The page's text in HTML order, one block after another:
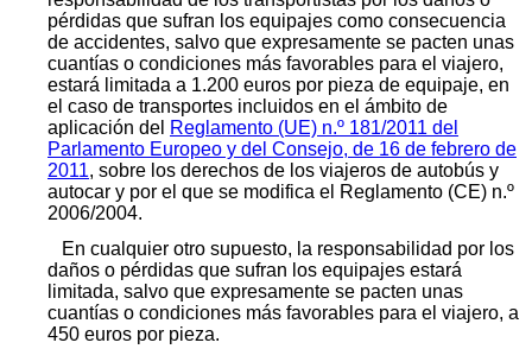
pérdidas que sufran los equipajes como consecuencia
de accidentes, salvo que expresamente se pacten unas
cuantías o condiciones más favorables para el viajero,
estará limitada a 1.200 euros por pieza de equipaje, en
el caso de transportes incluidos en el ámbito de
aplicación del Reglamento (UE) n.º 181/2011 del
Parlamento Europeo y del Consejo, de 16 de febrero de
2011, sobre los derechos de los viajeros de autobús y
autocar y por el que se modifica el Reglamento (CE) n.º
2006/2004.
En cualquier otro supuesto, la responsabilidad por los
daños o pérdidas que sufran los equipajes estará
limitada, salvo que expresamente se pacten unas
cuantías o condiciones más favorables para el viajero, a
450 euros por pieza.